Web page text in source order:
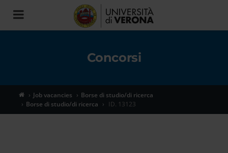
Toggle
navigation
Concorsi
Job vacancies
Borse di studio/di ricerca
Borse di studio/di ricerca
ID. 13123